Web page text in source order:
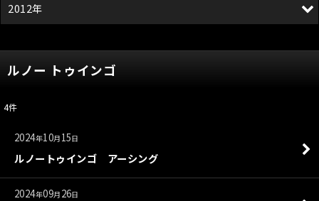
ルノー トゥインゴ
4件
2024年10月 15日
ルノートゥインゴ アーシング
2024年09月 26日
2012年